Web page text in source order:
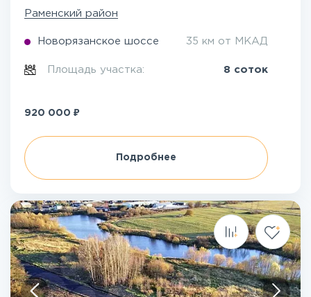
Раменский район
Новорязанское шоссе 35 км от МКАД
Площадь участка: 8 соток
920 000 ₽
Подробнее